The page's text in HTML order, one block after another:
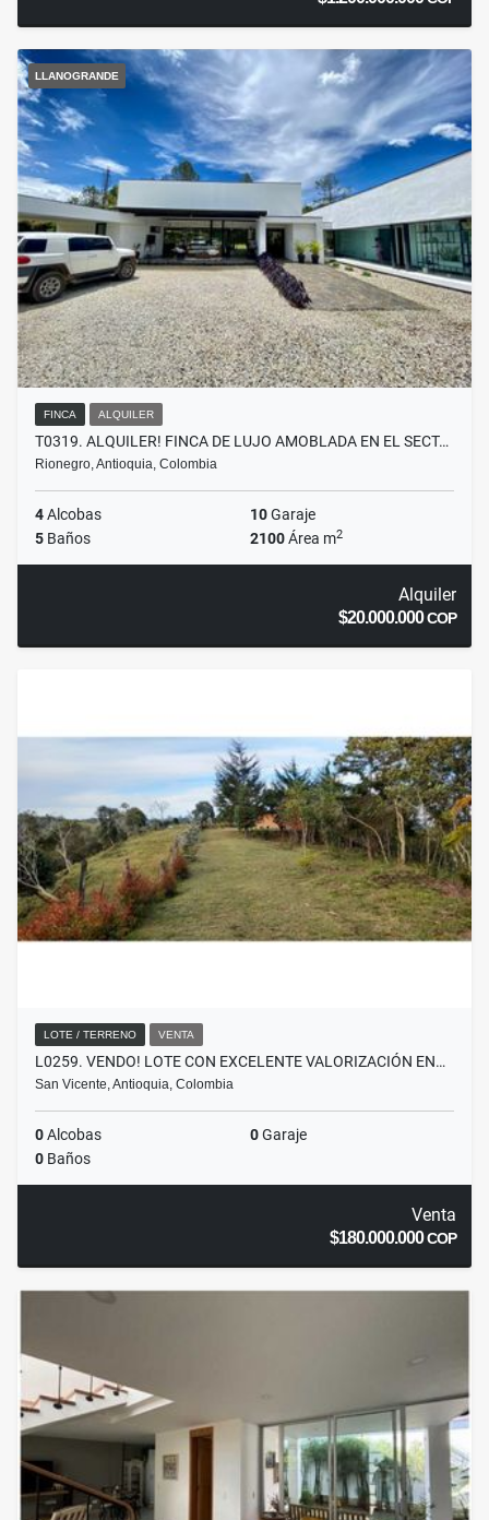
LLANOGRANDE
FINCA ALQUILER
T0319. ALQUILER! FINCA DE LUJO AMOBLADA EN EL SECT…
Rionegro, Antioquia, Colombia
4Alcobas 10Garaje
5 Baños 2100Área m2
Alquiler
$20.000.000COP
LOTE / TERRENO VENTA
L0259. VENDO! LOTE CON EXCELENTE VALORIZACIÓN EN…
San Vicente, Antioquia, Colombia
0Alcobas 0Garaje
0 Baños
Venta
$180.000.000COP